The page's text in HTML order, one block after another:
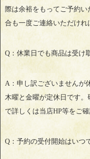
際は余裕をもってご予約
合も一度ご連絡いただけれ
Q：休業日でも商品は受け
A：申し訳ございませんが
木曜と金曜が定休日です
で詳しくは当店HP等をご
Q：予約の受付開始はいつ